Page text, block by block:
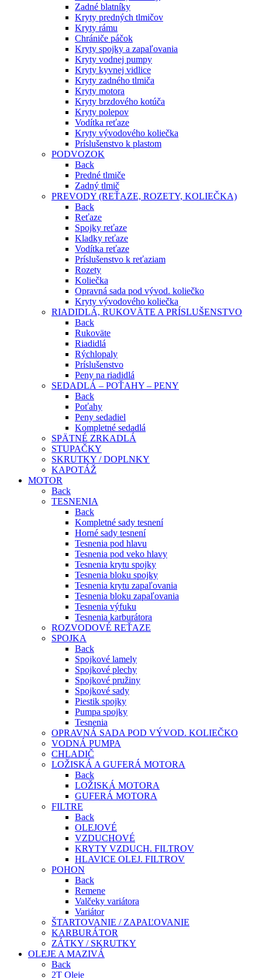
Zadné blatníky
Kryty predných tlmičov
Kryty rámu
Chrániče páčok
Kryty spojky a zapaľovania
Kryty vodnej pumpy
Kryty kyvnej vidlice
Kryty zadného tlmiča
Kryty motora
Kryty brzdového kotúča
Kryty polepov
Vodítka reťaze
Kryty vývodového koliečka
Príslušenstvo k plastom
PODVOZOK
Back
Predné tlmiče
Zadný tlmič
PREVODY (REŤAZE, ROZETY, KOLIEČKA)
Back
Reťaze
Spojky reťaze
Kladky reťaze
Vodítka reťaze
Príslušenstvo k reťaziam
Rozety
Koliečka
Opravná sada pod vývod. koliečko
Kryty vývodového koliečka
RIADIDLÁ, RUKOVÄTE A PRÍSLUŠENSTVO
Back
Rukoväte
Riadidlá
Rýchlopaly
Príslušenstvo
Peny na riadidlá
SEDADLÁ – POŤAHY – PENY
Back
Poťahy
Peny sedadiel
Kompletné sedadlá
SPÄTNÉ ZRKADLÁ
STUPAČKY
SKRUTKY / DOPLNKY
KAPOTÁŽ
MOTOR
Back
TESNENIA
Back
Kompletné sady tesnení
Horné sady tesnení
Tesnenia pod hlavu
Tesnenia pod veko hlavy
Tesnenia krytu spojky
Tesnenia bloku spojky
Tesnenia krytu zapaľovania
Tesnenia bloku zapaľovania
Tesnenia výfuku
Tesnenia karburátora
ROZVODOVÉ REŤAZE
SPOJKA
Back
Spojkové lamely
Spojkové plechy
Spojkové pružiny
Spojkové sady
Piestik spojky
Pumpa spojky
Tesnenia
OPRAVNÁ SADA POD VÝVOD. KOLIEČKO
VODNÁ PUMPA
CHLADIČ
LOŽISKÁ A GUFERÁ MOTORA
Back
LOŽISKÁ MOTORA
GUFERÁ MOTORA
FILTRE
Back
OLEJOVÉ
VZDUCHOVÉ
KRYTY VZDUCH. FILTROV
HLAVICE OLEJ. FILTROV
POHON
Back
Remene
Valčeky variátora
Variátor
ŠTARTOVANIE / ZAPAĽOVANIE
KARBURÁTOR
ZÁTKY / SKRUTKY
OLEJE A MAZIVÁ
Back
2T Oleje